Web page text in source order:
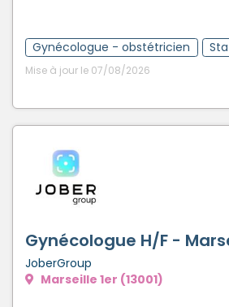
Gynécologue - obstétricien
Mise à jour le 07/08/2026
Gynécologue H/F -
JoberGroup
Marseille 1er (13001)